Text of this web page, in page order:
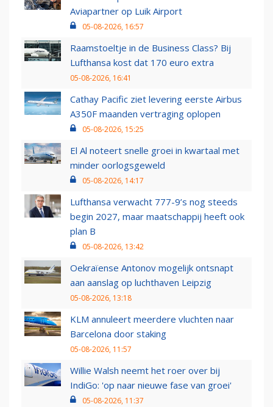
Aviapartner op Luik Airport
05-08-2026, 16:57
Raamstoeltje in de Business Class? Bij
Lufthansa kost dat 170 euro extra
05-08-2026, 16:41
Cathay Pacific ziet levering eerste Airbus
A350F maanden vertraging oplopen
05-08-2026, 15:25
El Al noteert snelle groei in kwartaal met
minder oorlogsgeweld
05-08-2026, 14:17
Lufthansa verwacht 777-9’s nog steeds
begin 2027, maar maatschappij heeft ook
plan B
05-08-2026, 13:42
Oekraïense Antonov mogelijk ontsnapt
aan aanslag op luchthaven Leipzig
05-08-2026, 13:18
KLM annuleert meerdere vluchten naar
Barcelona door staking
05-08-2026, 11:57
Willie Walsh neemt het roer over bij
IndiGo: 'op naar nieuwe fase van groei'
05-08-2026, 11:37